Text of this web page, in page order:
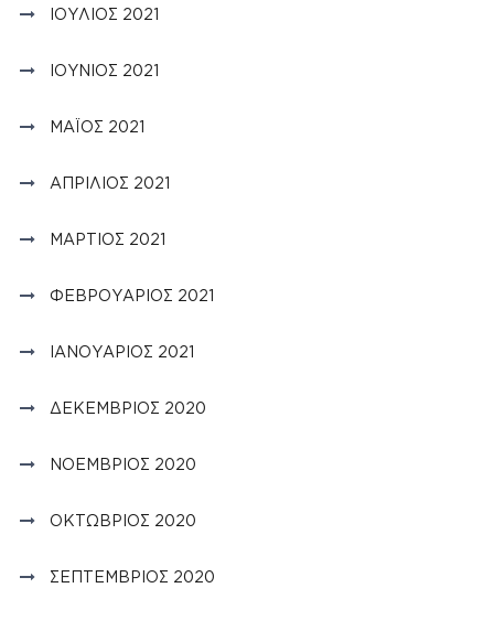
ΙΟΎΛΙΟΣ 2021
ΙΟΎΝΙΟΣ 2021
ΜΆΙΟΣ 2021
ΑΠΡΊΛΙΟΣ 2021
ΜΆΡΤΙΟΣ 2021
ΦΕΒΡΟΥΆΡΙΟΣ 2021
ΙΑΝΟΥΆΡΙΟΣ 2021
ΔΕΚΈΜΒΡΙΟΣ 2020
ΝΟΈΜΒΡΙΟΣ 2020
ΟΚΤΏΒΡΙΟΣ 2020
ΣΕΠΤΈΜΒΡΙΟΣ 2020